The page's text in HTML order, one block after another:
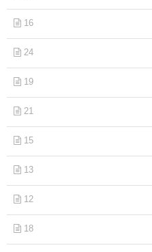
16
24
19
21
15
13
12
18